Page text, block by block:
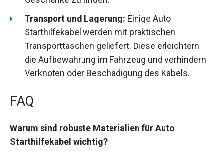
Transport und Lagerung: Einige Auto
Starthilfekabel werden mit praktischen
Transporttaschen geliefert. Diese erleichtern
die Aufbewahrung im Fahrzeug und verhindern
Verknoten oder Beschädigung des Kabels.
FAQ
Warum sind robuste Materialien für Auto
Starthilfekabel wichtig?